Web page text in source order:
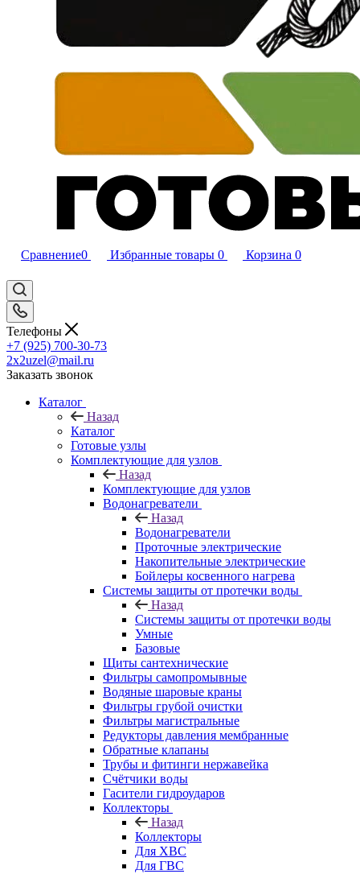
Сравнение0 Избранные товары 0 Корзина 0
Телефоны
+7 (925) 700-30-73
2x2uzel@mail.ru
Заказать звонок
Каталог
Назад
Каталог
Готовые узлы
Комплектующие для узлов
Назад
Комплектующие для узлов
Водонагреватели
Назад
Водонагреватели
Проточные электрические
Накопительные электрические
Бойлеры косвенного нагрева
Системы защиты от протечки воды
Назад
Системы защиты от протечки воды
Умные
Базовые
Щиты сантехнические
Фильтры самопромывные
Водяные шаровые краны
Фильтры грубой очистки
Фильтры магистральные
Редукторы давления мембранные
Обратные клапаны
Трубы и фитинги нержавейка
Счётчики воды
Гасители гидроударов
Коллекторы
Назад
Коллекторы
Для ХВС
Для ГВС